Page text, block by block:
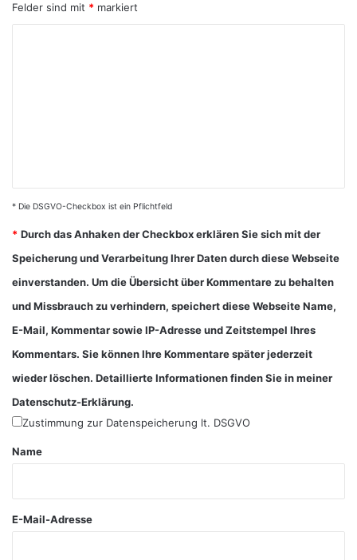
Felder sind mit * markiert
a
r
*
* Die DSGVO-Checkbox ist ein Pflichtfeld
* Durch das Anhaken der Checkbox erklären Sie sich mit der
Speicherung und Verarbeitung Ihrer Daten durch diese Webseite
einverstanden. Um die Übersicht über Kommentare zu behalten
und Missbrauch zu verhindern, speichert diese Webseite Name,
E-Mail, Kommentar sowie IP-Adresse und Zeitstempel Ihres
Kommentars. Sie können Ihre Kommentare später jederzeit
wieder löschen. Detaillierte Informationen finden Sie in meiner
Datenschutz-Erklärung.
Zustimmung zur Datenspeicherung lt. DSGVO
Name
E-Mail-Adresse